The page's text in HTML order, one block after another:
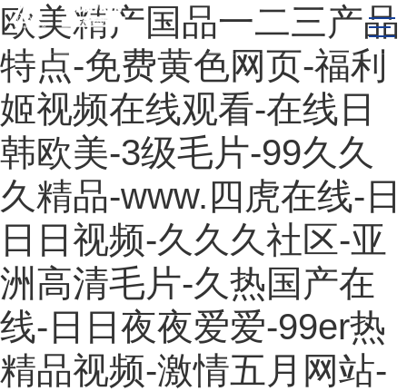
欧美精产国品一二三产品
特点-免费黄色网页-福利
姬视频在线观看-在线日
韩欧美-3级毛片-99久久
久精品-www.四虎在线-日
日日视频-久久久社区-亚
洲高清毛片-久热国产在
线-日日夜夜爱爱-99er热
精品视频-激情五月网站-